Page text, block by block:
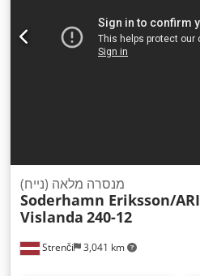
Strenči 3,041 km
מנסרה מלאה (נייח)
Soderhamn Eriksson/ARI
Vislanda 240-12